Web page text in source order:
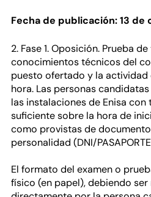
Fecha de publicación: 13
2. Fase 1. Oposición. Prueba
conocimientos técnicos del
puesto ofertado y la actividad
hora. Las personas
las instalaciones de Enisa
suficiente sobre la hora de
como provistas de
personalidad (DNI/
El formato del examen o
físico (en papel), debiendo